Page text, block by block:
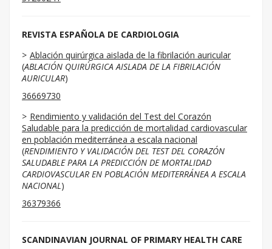
REVISTA ESPAÑOLA DE CARDIOLOGIA
Ablación quirúrgica aislada de la fibrilación auricular
(ABLACIÓN QUIRÚRGICA AISLADA DE LA FIBRILACIÓN
AURICULAR)
36669730
Rendimiento y validación del Test del Corazón
Saludable para la predicción de mortalidad cardiovascular
en población mediterránea a escala nacional
(RENDIMIENTO Y VALIDACIÓN DEL TEST DEL CORAZÓN
SALUDABLE PARA LA PREDICCIÓN DE MORTALIDAD
CARDIOVASCULAR EN POBLACIÓN MEDITERRÁNEA A ESCALA
NACIONAL)
36379366
SCANDINAVIAN JOURNAL OF PRIMARY HEALTH CARE